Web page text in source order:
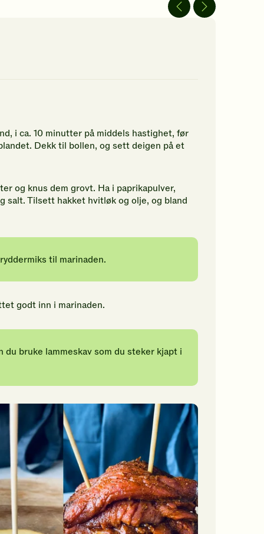
5
i ca. 10 minutter på middels hastighet, før
Dekk til bollen, og sett deigen på et
og knus dem grovt. Ha i paprikapulver,
salt. Tilsett hakket hvitløk og olje, og bland
til marinaden.
godt inn i marinaden.
bruke lammeskav som du steker kjapt i